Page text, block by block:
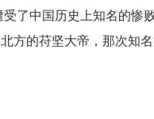
了中国历史上知名的惨
方的苻坚大帝，那次知